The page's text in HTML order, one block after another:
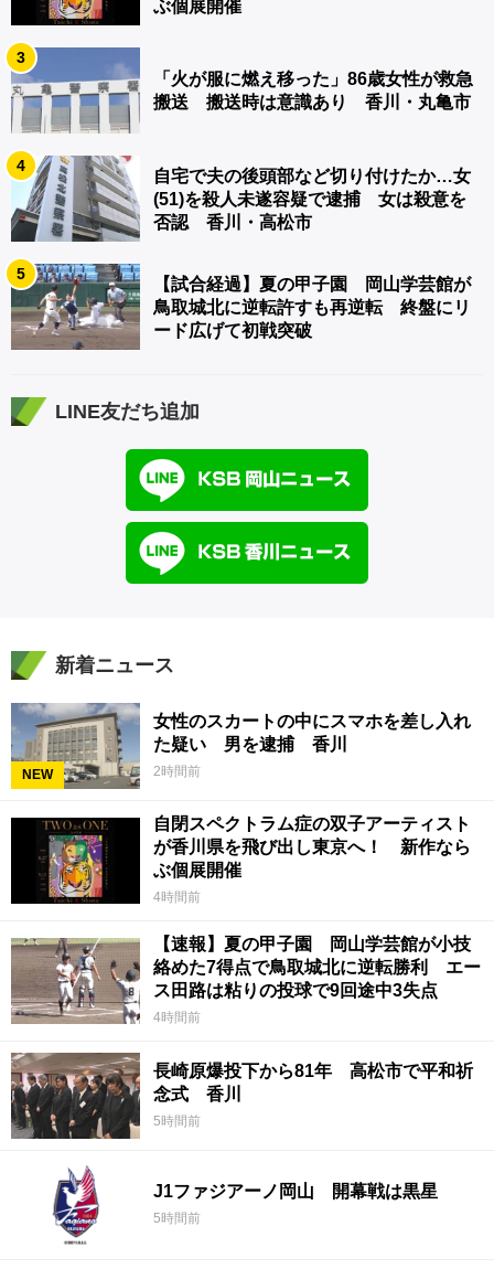
ぶ個展開催
3
「火が服に燃え移った」86歳女性が救急
搬送 搬送時は意識あり 香川・丸亀市
4
自宅で夫の後頭部など切り付けたか…女
(51)を殺人未遂容疑で逮捕 女は殺意を
否認 香川・高松市
5
【試合経過】夏の甲子園 岡山学芸館が
鳥取城北に逆転許すも再逆転 終盤にリ
ード広げて初戦突破
LINE友だち追加
新着ニュース
NEW
女性のスカートの中にスマホを差し入れ
た疑い 男を逮捕 香川
2時間前
自閉スペクトラム症の双子アーティスト
が香川県を飛び出し東京へ！ 新作なら
ぶ個展開催
4時間前
【速報】夏の甲子園 岡山学芸館が小技
絡めた7得点で鳥取城北に逆転勝利 エー
ス田路は粘りの投球で9回途中3失点
4時間前
長崎原爆投下から81年 高松市で平和祈
念式 香川
5時間前
J1ファジアーノ岡山 開幕戦は黒星
5時間前